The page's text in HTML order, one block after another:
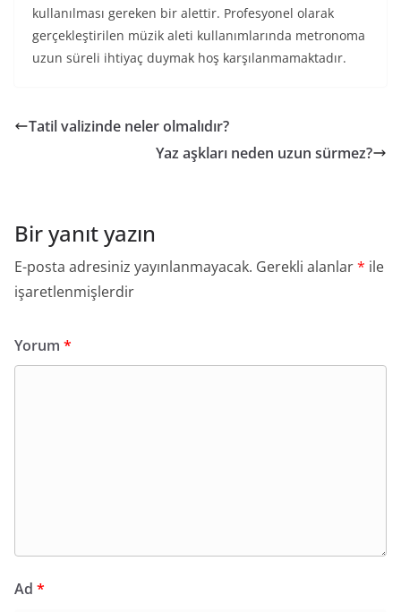
kullanılması gereken bir alettir. Profesyonel olarak
gerçekleştirilen müzik aleti kullanımlarında metronoma
uzun süreli ihtiyaç duymak hoş karşılanmamaktadır.
Tatil valizinde neler olmalıdır?
Yaz aşkları neden uzun sürmez?
Bir yanıt yazın
E-posta adresiniz yayınlanmayacak. Gerekli alanlar* ile
işaretlenmişlerdir
Yorum *
Ad *